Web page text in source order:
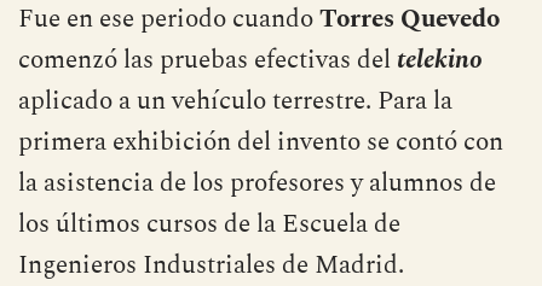
Fue en ese periodo cuandoTorres Quevedo
comenzó las pruebas efectivas del telekino
aplicado a un vehículo terrestre. Para la
primera exhibición del invento se contó con
la asistencia de los profesores y alumnos de
los últimos cursos de la Escuela de
Ingenieros Industriales de Madrid.